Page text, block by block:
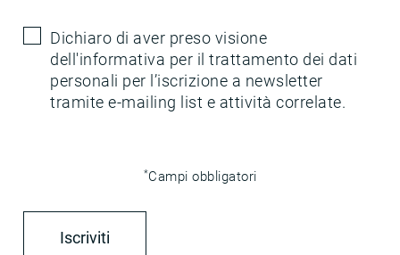
Dichiaro di aver preso visione
dell'informativa per il trattamento dei dati
personali per l’iscrizione a newsletter
tramite e-mailing list e attività correlate.
*Campi obbligatori
Iscriviti